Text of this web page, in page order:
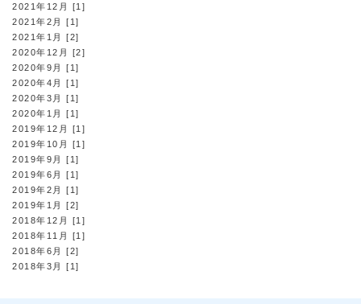
2021年12月 [1]
2021年2月 [1]
2021年1月 [2]
2020年12月 [2]
2020年9月 [1]
2020年4月 [1]
2020年3月 [1]
2020年1月 [1]
2019年12月 [1]
2019年10月 [1]
2019年9月 [1]
2019年6月 [1]
2019年2月 [1]
2019年1月 [2]
2018年12月 [1]
2018年11月 [1]
2018年6月 [2]
2018年3月 [1]